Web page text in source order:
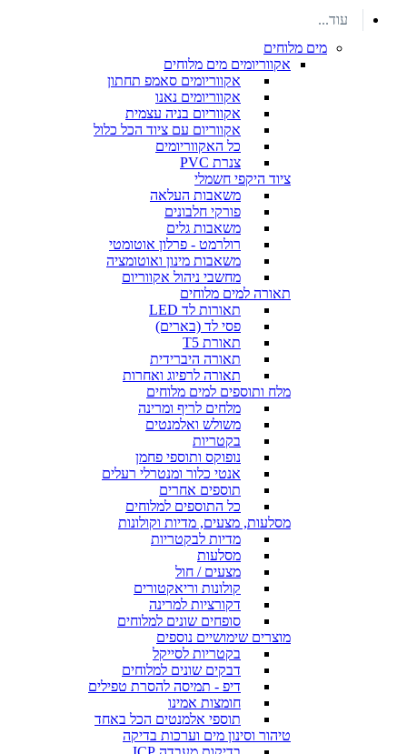
עוד...
מים מלוחים
אקווריומים מים מלוחים
אקווריומים סאמפ תחתון
אקווריומים נאנו
אקווריום בניה עצמית
אקווריום עם ציוד הכל כלול
כל האקווריומים
צנרת PVC
ציוד היקפי חשמלי
משאבות העלאה
פורקי חלבונים
משאבות גלים
רולרמט - פרלון אוטומטי
משאבות מינון ואוטומציה
מחשבי ניהול אקווריום
תאורה למים מלוחים
תאורות לד LED
פסי לד (בארים)
תאורת T5
תאורה היברידית
תאורה לרפיוג ואחרות
מלח ותוספים למים מלוחים
מלחים לריף ומרינה
משולש ואלמנטים
בקטריות
נופוקס ותוספי פחמן
אנטי כלור ומנטרלי רעלים
תוספים אחרים
כל התוספים למלוחים
מסלעות, מצעים, מדיות וקולונות
מדיות לבקטריות
מסלעות
מצעים / חול
קולונות וריאקטורים
דקורציות למרינה
סופחים שונים למלוחים
מוצרים שימושיים נוספים
בקטריות לסייקל
דבקים שונים למלוחים
דיפ - תמיסה להסרת טפילים
חומצות אמינו
תוספי אלמנטים הכל באחד
טיהור וסינון מים וערכות בדיקה